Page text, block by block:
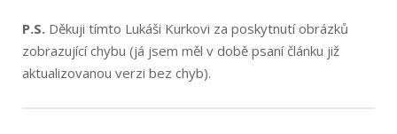
P.S. Děkuji tímto Lukáši Kurkovi za poskytnutí obrázků
zobrazující chybu (já jsem měl v době psaní článku již
aktualizovanou verzi bez chyb).